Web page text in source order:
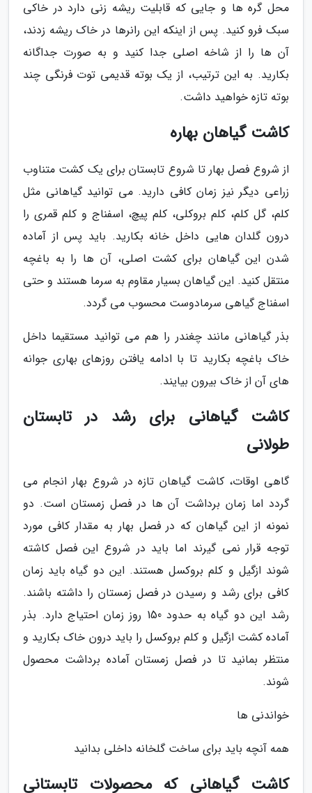
محل گره ها و جایی که قابلیت ریشه زنی دارد در خاکی
سبک فرو کنید. پس از اینکه این رانرها در خاک ریشه زدند،
آن ها را از شاخه اصلی جدا کنید و به صورت جداگانه
بکارید. به این ترتیب، از یک بوته قدیمی توت فرنگی چند
بوته تازه خواهید داشت.
کاشت گیاهان بهاره
از شروع فصل بهار تا شروع تابستان برای یک کشت متناوب
زراعی دیگر نیز زمان کافی دارید. می توانید گیاهانی مثل
کلم، گل کلم، کلم بروکلی، کلم پیچ، اسفناج و کلم قمری را
درون گلدان هایی داخل خانه بکارید. باید پس از آماده
شدن این گیاهان برای کشت اصلی، آن ها را به باغچه
منتقل کنید. این گیاهان بسیار مقاوم به سرما هستند و حتی
اسفناج گیاهی سرمادوست محسوب می گردد.
بذر گیاهانی مانند چغندر را هم می توانید مستقیما داخل
خاک باغچه بکارید تا با ادامه یافتن روزهای بهاری جوانه
های آن از خاک بیرون بیایند.
کاشت گیاهانی برای رشد در تابستان
طولانی
گاهی اوقات، کاشت گیاهان تازه در شروع بهار انجام می
گردد اما زمان برداشت آن ها در فصل زمستان است. دو
نمونه از این گیاهان که در فصل بهار به مقدار کافی مورد
توجه قرار نمی گیرند اما باید در شروع این فصل کاشته
شوند ازگیل و کلم بروکسل هستند. این دو گیاه باید زمان
کافی برای رشد و رسیدن در فصل زمستان را داشته باشند.
رشد این دو گیاه به حدود 150 روز زمان احتیاج دارد. بذر
آماده کشت ازگیل و کلم بروکسل را باید درون خاک بکارید و
منتظر بمانید تا در فصل زمستان آماده برداشت محصول
شوند.
خواندنی ها
همه آنچه باید برای ساخت گلخانه داخلی بدانید
کاشت گیاهانی که محصولات تابستانی